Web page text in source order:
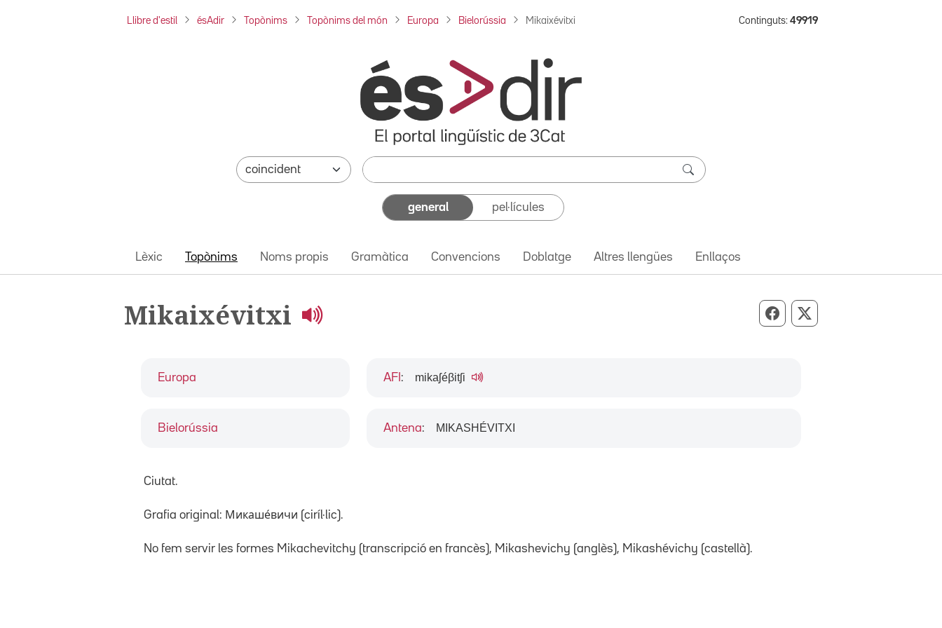
Llibre d'estil ésAdir Topònims Topònims del món Europa Bielorússia Mikaixévitxi Continguts: 49919
general pel·lícules
Lèxic Topònims Noms propis Gramàtica Convencions Doblatge Altres llengües Enllaços
Mikaixévitxi Compartir per Facebook
Compartir per X
Europa
Bielorússia
AFI : mikaʃéβitʃi
Antena: MIKASHÉVITXI
Ciutat.
Grafia original: Микаше́вичи (ciríl·lic).
No fem servir les formes Mikachevitchy (transcripció en francès), Mikashevichy (anglès), Mikashévichy (castellà).